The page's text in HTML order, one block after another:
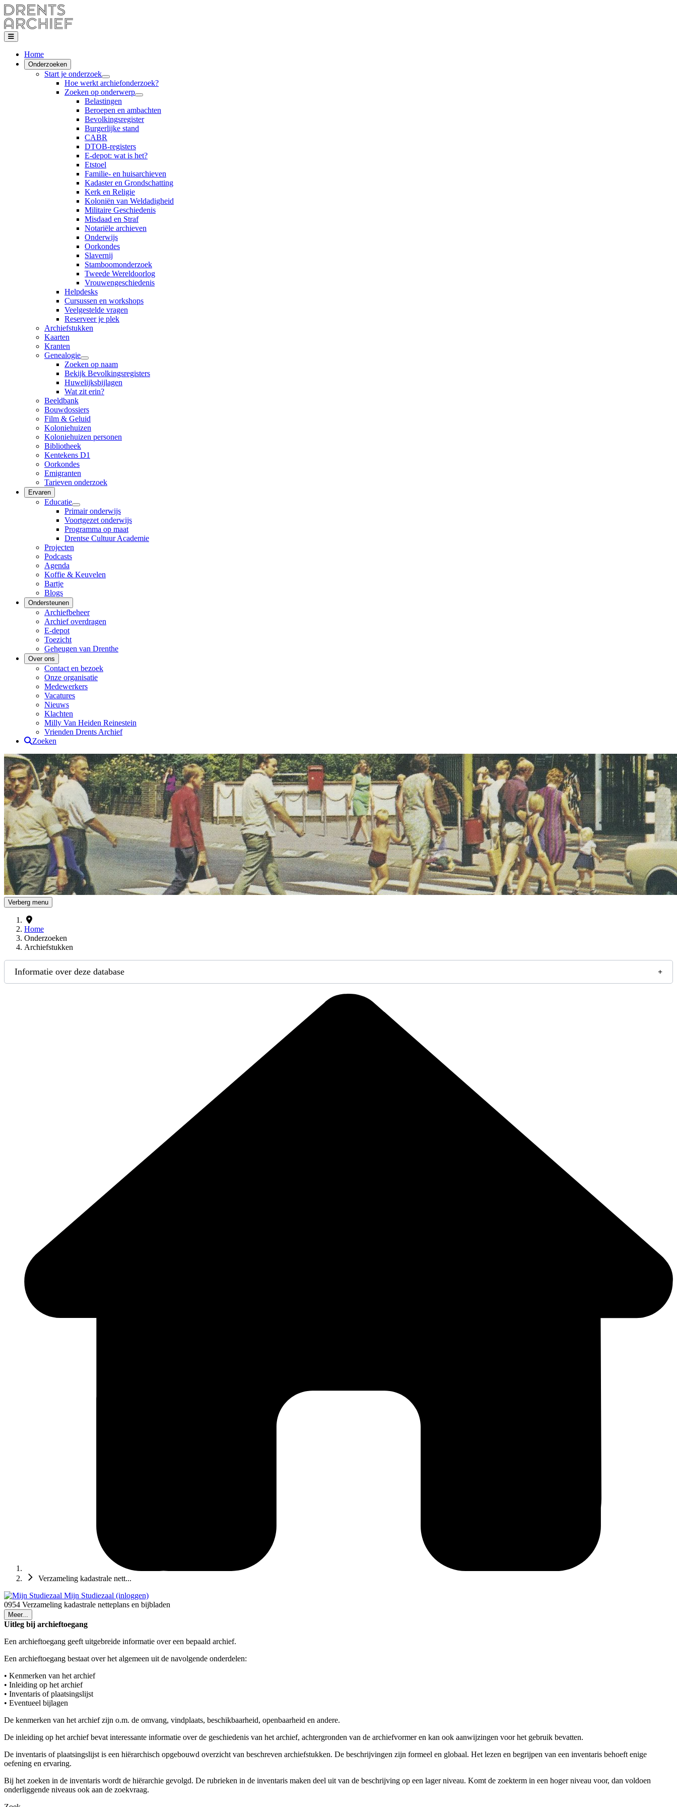
Home
Onderzoeken
Start je onderzoek
Hoe werkt archiefonderzoek?
Zoeken op onderwerp
Belastingen
Beroepen en ambachten
Bevolkingsregister
Burgerlijke stand
CABR
DTOB-registers
E-depot: wat is het?
Etstoel
Familie- en huisarchieven
Kadaster en Grondschatting
Kerk en Religie
Koloniën van Weldadigheid
Militaire Geschiedenis
Misdaad en Straf
Notariële archieven
Onderwijs
Oorkondes
Slavernij
Stamboomonderzoek
Tweede Wereldoorlog
Vrouwengeschiedenis
Helpdesks
Cursussen en workshops
Veelgestelde vragen
Reserveer je plek
Archiefstukken
Kaarten
Kranten
Genealogie
Zoeken op naam
Bekijk Bevolkingsregisters
Huwelijksbijlagen
Wat zit erin?
Beeldbank
Bouwdossiers
Film & Geluid
Koloniehuizen
Koloniehuizen personen
Bibliotheek
Kentekens D1
Oorkondes
Emigranten
Tarieven onderzoek
Ervaren
Educatie
Primair onderwijs
Voortgezet onderwijs
Programma op maat
Drentse Cultuur Academie
Projecten
Podcasts
Agenda
Koffie & Keuvelen
Bartje
Blogs
Ondersteunen
Archiefbeheer
Archief overdragen
E-depot
Toezicht
Geheugen van Drenthe
Over ons
Contact en bezoek
Onze organisatie
Medewerkers
Vacatures
Nieuws
Klachten
Milly Van Heiden Reinestein
Vrienden Drents Archief
Zoeken
Drents Archief
Verberg menu
Home
Onderzoeken
Archiefstukken
Informatie over deze database
Verzameling kadastrale nett...
Mijn Studiezaal (inloggen)
0954 Verzameling kadastrale netteplans en bijbladen
Meer...
Uitleg bij archieftoegang
Een archieftoegang geeft uitgebreide informatie over een bepaald archief.
Een archieftoegang bestaat over het algemeen uit de navolgende onderdelen:
• Kenmerken van het archief
• Inleiding op het archief
• Inventaris of plaatsingslijst
• Eventueel bijlagen
De kenmerken van het archief zijn o.m. de omvang, vindplaats, beschikbaarheid, openbaarheid en andere.
De inleiding op het archief bevat interessante informatie over de geschiedenis van het archief, achtergronden van de archiefvormer en kan ook aanwijzingen voor het gebruik bevatten.
De inventaris of plaatsingslijst is een hiërarchisch opgebouwd overzicht van beschreven archiefstukken. De beschrijvingen zijn formeel en globaal. Het lezen en begrijpen van een inventaris behoeft enige
oefening en ervaring.
Bij het zoeken in de inventaris wordt de hiërarchie gevolgd. De rubrieken in de inventaris maken deel uit van de beschrijving op een lager niveau. Komt de zoekterm in een hoger niveau voor, dan voldoen
onderliggende niveaus ook aan de zoekvraag.